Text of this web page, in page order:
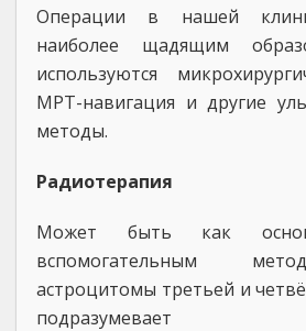
Операции в нашей
наиболее щадящим
используются
МРТ-навигация и другие
методы.
Радиотерапия
Может быть как
вспомогательным
астроцитомы третьей и
подразумевает